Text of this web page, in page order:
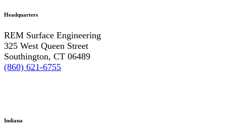
Headquarters
REM Surface Engineering
325 West Queen Street
Southington, CT 06489
(860) 621-6755
Indiana